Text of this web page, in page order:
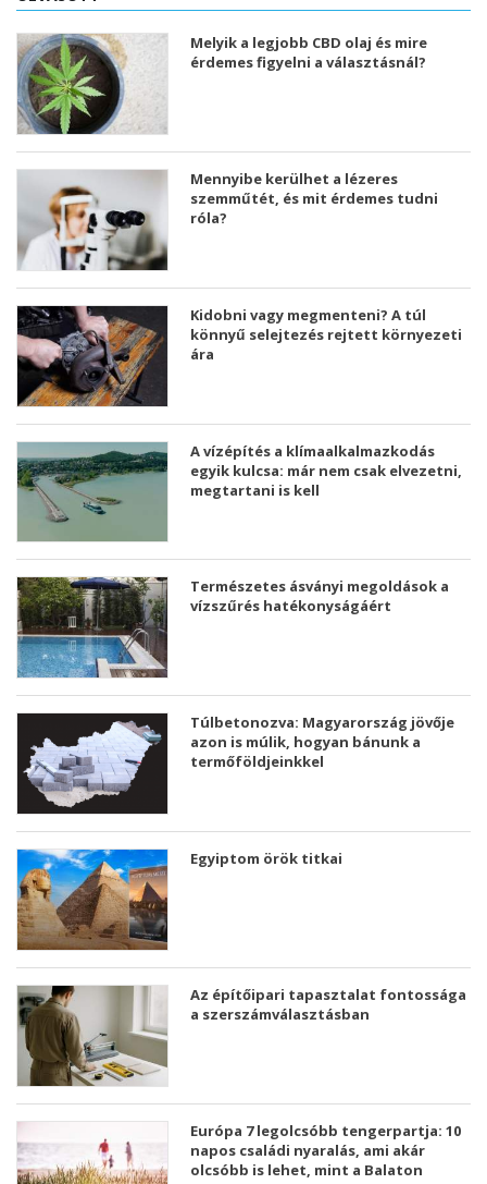
Melyik a legjobb CBD olaj és mire
érdemes figyelni a választásnál?
Mennyibe kerülhet a lézeres
szemműtét, és mit érdemes tudni
róla?
Kidobni vagy megmenteni? A túl
könnyű selejtezés rejtett környezeti
ára
A vízépítés a klímaalkalmazkodás
egyik kulcsa: már nem csak elvezetni,
megtartani is kell
Természetes ásványi megoldások a
vízszűrés hatékonyságáért
Túlbetonozva: Magyarország jövője
azon is múlik, hogyan bánunk a
termőföldjeinkkel
Egyiptom örök titkai
Az építőipari tapasztalat fontossága
a szerszámválasztásban
Európa 7 legolcsóbb tengerpartja: 10
napos családi nyaralás, ami akár
olcsóbb is lehet, mint a Balaton